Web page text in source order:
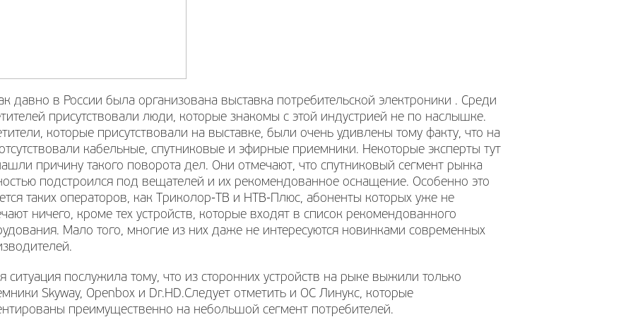
давно в России была организована выставка потребительской электроники . Среди
присутствовали люди, которые знакомы с этой индустрией не по наслышке.
которые присутствовали на выставке, были очень удивлены тому факту, что на
кабельные, спутниковые и эфирные приемники. Некоторые эксперты тут
причину такого поворота дел. Они отмечают, что спутниковый сегмент рынка
подстроился под вещателей и их рекомендованное оснащение. Особенно это
таких операторов, как Триколор-ТВ и НТВ-Плюс, абоненты которых уже не
ничего, кроме тех устройств, которые входят в список рекомендованного
Мало того, многие из них даже не интересуются новинками современных
ситуация послужила тому, что из сторонних устройств на рыке выжили только
Skyway, Openbox и Dr.HD.Следует отметить и ОС Линукс, которые
преимущественно на небольшой сегмент потребителей.